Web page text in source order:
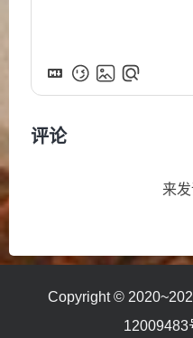
评论
来
Copyright ©
12009483